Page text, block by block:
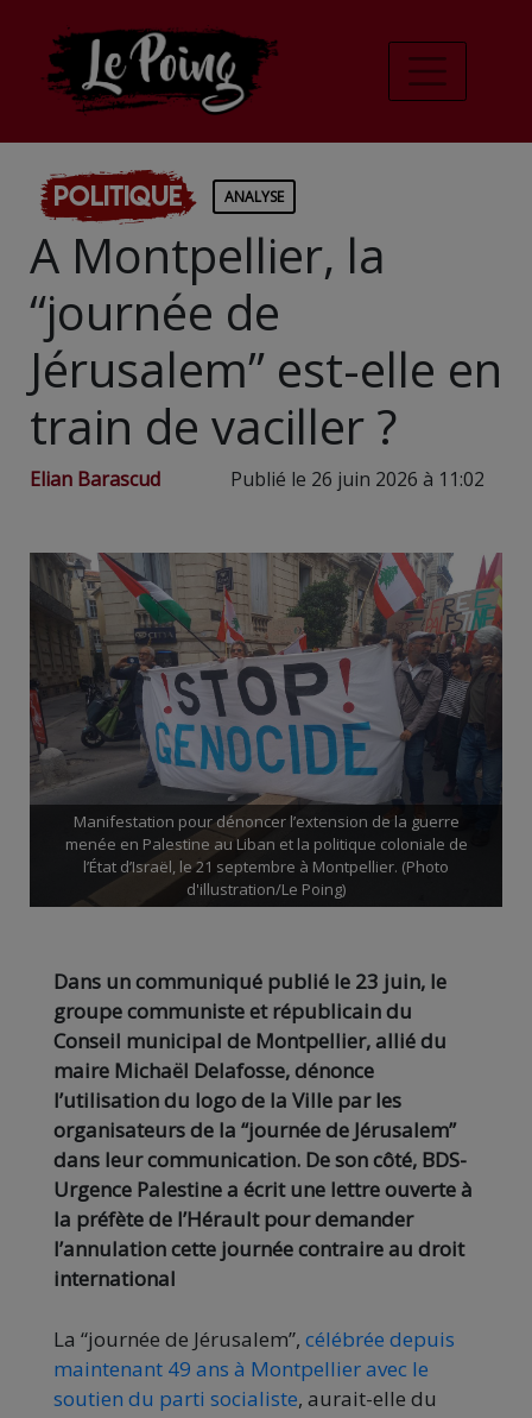
Politique ANALYSE
A Montpellier, la
“journée de
Jérusalem” est-elle en
train de vaciller ?
Elian Barascud Publié le 26 juin 2026 à 11:02
Manifestation pour dénoncer l’extension de la guerre
menée en Palestine au Liban et la politique coloniale de
l’État d’Israël, le 21 septembre à Montpellier. (Photo
d'illustration/Le Poing)
Dans un communiqué publié le 23 juin, le
groupe communiste et républicain du
Conseil municipal de Montpellier, allié du
maire Michaël Delafosse, dénonce
l’utilisation du logo de la Ville par les
organisateurs de la “journée de Jérusalem”
dans leur communication. De son côté, BDS-
Urgence Palestine a écrit une lettre ouverte à
la préfète de l’Hérault pour demander
l’annulation cette journée contraire au droit
international
La “journée de Jérusalem”, célébrée depuis
maintenant 49 ans à Montpellier avec le
soutien du parti socialiste, aurait-elle du